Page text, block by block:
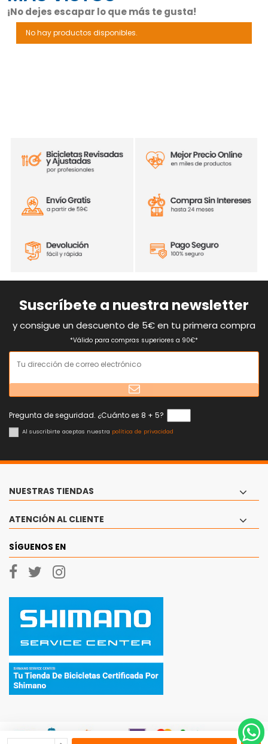
¡No dejes escapar lo que más te gusta!
No hay productos disponibles.
Suscríbete a nuestra newsletter
y consigue un descuento de 5€ en tu primera compra
*Válido para compras superiores a 90€*
Pregunta de seguridad. ¿Cuánto es 8 + 5?
Al suscribirte aceptas nuestra política de privacidad
NUESTRAS TIENDAS
ATENCIÓN AL CLIENTE
SÍGUENOS EN